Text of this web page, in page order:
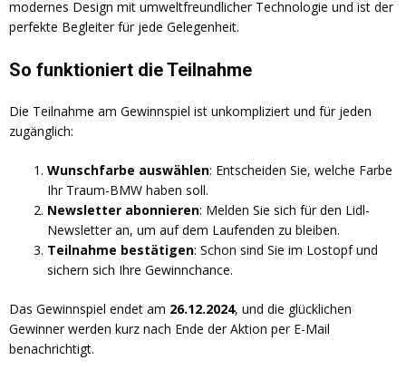
modernes Design mit umweltfreundlicher Technologie und ist der
perfekte Begleiter für jede Gelegenheit.
So funktioniert die Teilnahme
Die Teilnahme am Gewinnspiel ist unkompliziert und für jeden
zugänglich:
Wunschfarbe auswählen: Entscheiden Sie, welche Farbe
Ihr Traum-BMW haben soll.
Newsletter abonnieren: Melden Sie sich für den Lidl-
Newsletter an, um auf dem Laufenden zu bleiben.
Teilnahme bestätigen: Schon sind Sie im Lostopf und
sichern sich Ihre Gewinnchance.
Das Gewinnspiel endet am 26.12.2024, und die glücklichen
Gewinner werden kurz nach Ende der Aktion per E-Mail
benachrichtigt.